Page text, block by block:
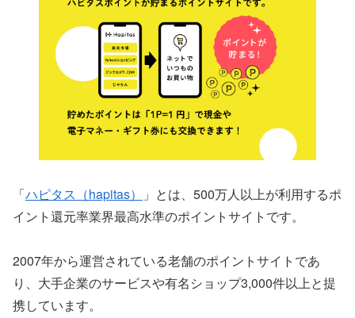
「ハピタス（hapitas）
」とは、500万人以上が利用するポ
イント還元率業界最高水準のポイントサイトです。
2007年から運営されている老舗のポイントサイトであ
り、大手企業のサービスや有名ショップ3,000件以上と提
携しています。